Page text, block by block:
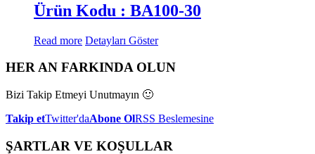
Ürün Kodu : BA100-30
Read more Detayları Göster
HER AN FARKINDA OLUN
Bizi Takip Etmeyi Unutmayın 🙂
Takip etTwitter'daAbone OlRSS Beslemesine
ŞARTLAR VE KOŞULLAR